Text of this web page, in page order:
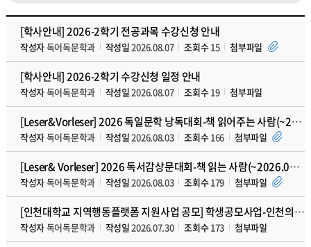
[학사안내] 2026-2학기 전공과목 수강신청 안내
작성자독어독문학과 작성일2026.08.07 조회수15 첨부파일
[학사안내] 2026-2학기 수강신청 일정 안내
작성자독어독문학과 작성일2026.08.07 조회수19 첨부파일
[Leser&Vorleser] 2026 독일문학 낭독대회-책 읽어주는 사람(~2026.09
작성자독어독문학과 작성일2026.08.03 조회수166 첨부파일
[Leser& Vorleser] 2026 독서감상문대회-책 읽는 사람(~2026.09.27
작성자독어독문학과 작성일2026.08.03 조회수179 첨부파일
[인천대학교 지역행동플랫폼 지원사업 공모] 학생공모사업-인천의 내일을 함께 디자인해요!
작성자독어독문학과 작성일2026.07.30 조회수173 첨부파일